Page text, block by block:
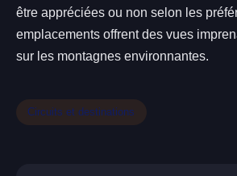
être appréciées ou non selon les
emplacements offrent des vues
sur les montagnes environnantes.
Circuits et destinations